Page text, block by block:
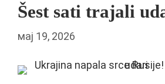
Šest sati trajali
мај 19, 2026